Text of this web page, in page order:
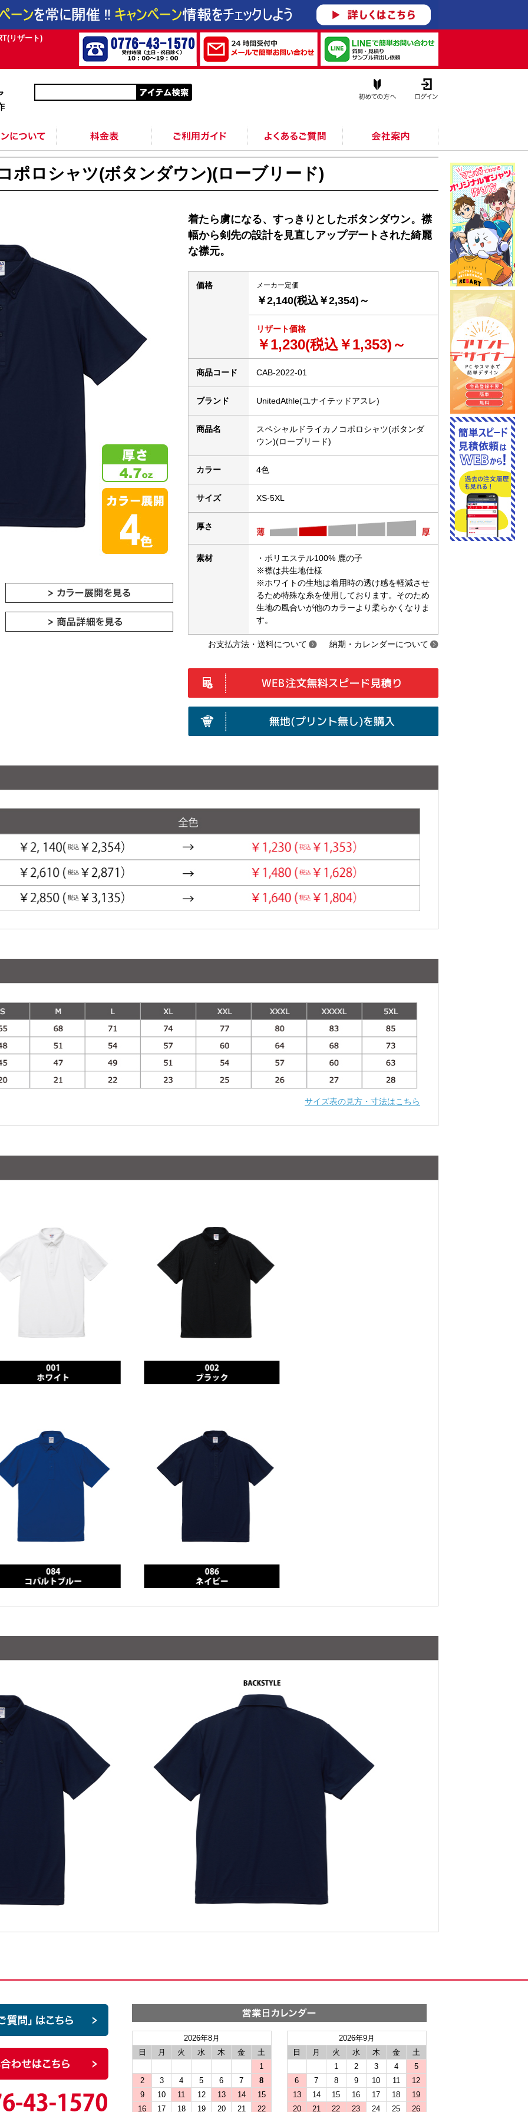
リザート)
ポロシャツ(ボタンダウン)(ローブリード)
着たら虜になる、すっきりとしたボタンダウン。襟
幅から剣先の設計を見直しアップデートされた綺麗
な襟元。
価格 メーカー定価
￥2,140(税込￥2,354)～
リザート価格
￥1,230(税込￥1,353)～
商品コード CAB-2022-01
ブランド UnitedAthle(ユナイテッドアスレ)
商品名
スペシャルドライカノコポロシャツ(ボタンダ
ウン)(ローブリード)
カラー 4色
サイズ XS-5XL
厚さ
素材
・ポリエステル100% 鹿の子
※襟は共生地仕様
※ホワイトの生地は着用時の透け感を軽減させ
るため特殊な糸を使用しております。そのため
生地の風合いが他のカラーより柔らかくなりま
す。
納期・カレンダーについて
お支払方法・送料について
サイズ表の見方・寸法はこちら
2026年8月
日
月 火 水 木 金
土
1
2
3 4 5 6 7
8
9
10 11 12 13 14
15
16
17 18 19 20 21 22
2026年9月
日
月 火 水 木 金
土
1
2 3 4
5
6
7 8 9 10 11
12
13
14 15 16 17 18
19
20
21 22 23 24 25 26